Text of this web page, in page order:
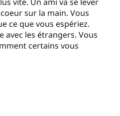
sur la main. Vous
ce que vous espériez.
avec les étrangers. Vous
certains vous